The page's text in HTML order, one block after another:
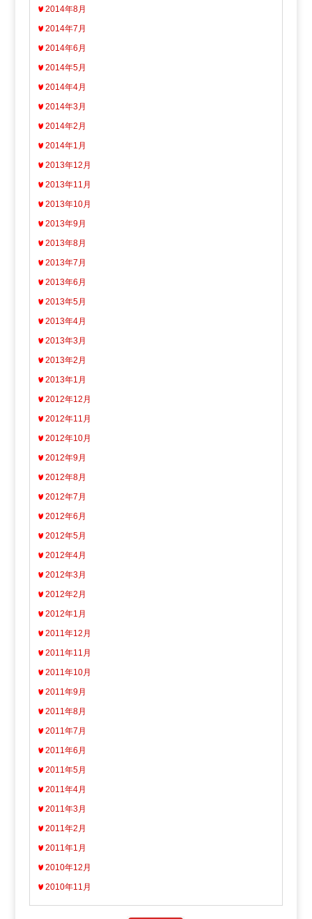
2014年8月
2014年7月
2014年6月
2014年5月
2014年4月
2014年3月
2014年2月
2014年1月
2013年12月
2013年11月
2013年10月
2013年9月
2013年8月
2013年7月
2013年6月
2013年5月
2013年4月
2013年3月
2013年2月
2013年1月
2012年12月
2012年11月
2012年10月
2012年9月
2012年8月
2012年7月
2012年6月
2012年5月
2012年4月
2012年3月
2012年2月
2012年1月
2011年12月
2011年11月
2011年10月
2011年9月
2011年8月
2011年7月
2011年6月
2011年5月
2011年4月
2011年3月
2011年2月
2011年1月
2010年12月
2010年11月